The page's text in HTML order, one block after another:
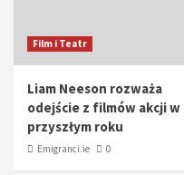
Film i Teatr
Liam Neeson rozważa
odejście z filmów akcji w
przyszłym roku
Emigranci.ie 0